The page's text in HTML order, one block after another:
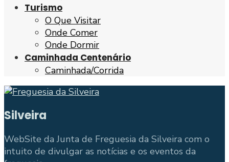
Turismo
O Que Visitar
Onde Comer
Onde Dormir
Caminhada Centenário
Caminhada/Corrida
Silveira
WebSite da Junta de Freguesia da Silveira com o
intuito de divulgar as notícias e os eventos da